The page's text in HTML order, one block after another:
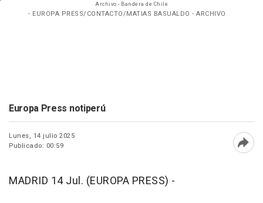
Archivo - Bandera de Chile
- EUROPA PRESS/CONTACTO/MATIAS BASUALDO - ARCHIVO
Europa Press notiperú
Lunes, 14 julio 2025
Publicado: 00:59
MADRID 14 Jul. (EUROPA PRESS) -